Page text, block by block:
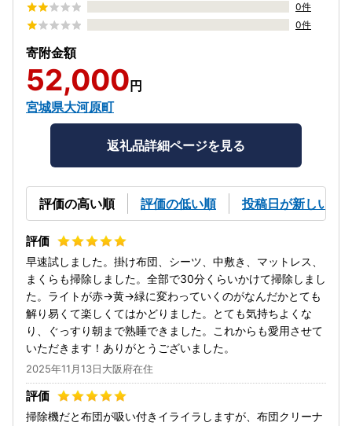
0件
0件
寄附金額
52,000 円
宮城県大河原町
返礼品詳細ページを見る
評価の高い順 評価の低い順 投稿日が新しい順
早速試しました。掛け布団、シーツ、中敷き、マットレス、
まくらも掃除しました。全部で30分くらいかけて掃除しまし
た。ライトが赤→黄→緑に変わっていくのがなんだかとても
解り易くて楽しくてはかどりました。とても気持ちよくな
り、ぐっすり朝まで熟睡できました。これからも愛用させて
いただきます！ありがとうございました。
2025年11月13日大阪府在住
掃除機だと布団が吸い付きイライラしますが、布団クリーナ